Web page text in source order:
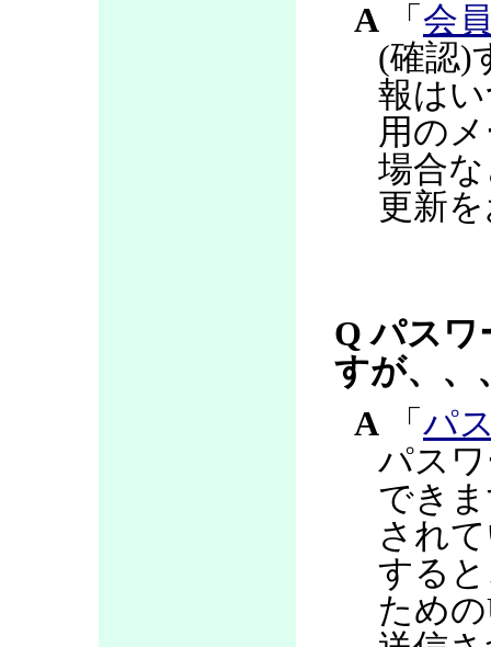
A 「 会
(確認)
報は
用の
場合
更新
Q パスワ
すが、、
A 「 パ
パス
でき
され
する
ため